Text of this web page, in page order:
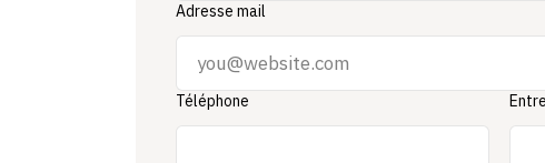
Adresse mail
Téléphone